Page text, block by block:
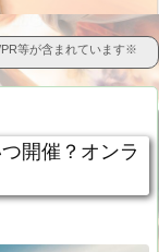

前へ

次へ
検索
等が含まれています※
開催？オンラ